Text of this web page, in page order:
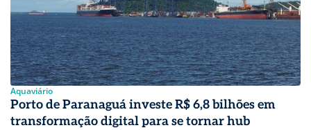
Aquaviário
Porto de Paranaguá investe R$ 6,8 bilhões em
transformação digital para se tornar hub